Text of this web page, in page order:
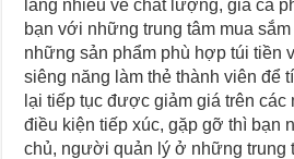
lắng nhiều về chất lượng, giá cả
bạn với những trung tâm mua
những sản phẩm phù hợp túi tiền
siêng năng làm thẻ thành viên để
lại tiếp tục được giảm giá trên các
điều kiện tiếp xúc, gặp gỡ thì bạn
chủ, người quản lý ở những trung